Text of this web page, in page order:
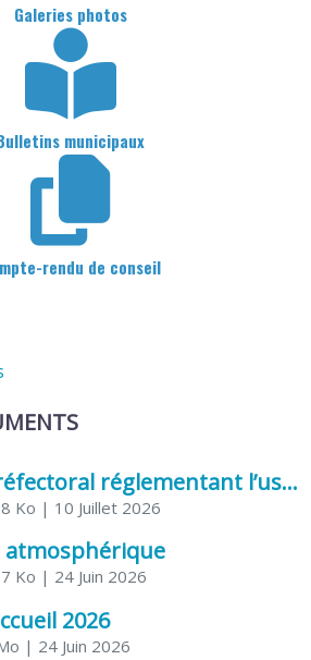
Galeries photos
municipaux
rendu de conseil
Arrêté préfectoral réglementant l’usage de l’eau
Ko | 10 Juillet 2026
atmosphérique
Ko | 24 Juin 2026
2026
| 24 Juin 2026